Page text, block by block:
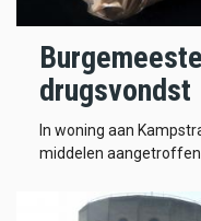
drugsvondst
In woning aan
middelen aangetroffen.